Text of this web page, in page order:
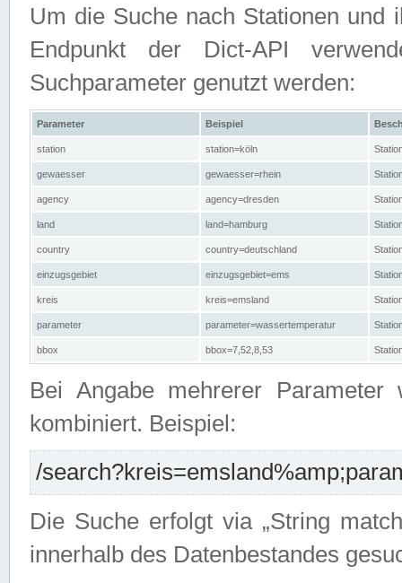
Um die Suche nach Stationen und
Endpunkt der Dict-API
Suchparameter genutzt werden:
Parameter Beispiel
station station=köln
gewaesser gewaesser=rhein
agency agency=dresden
land land=hamburg
country country=deutschland
einzugsgebiet einzugsgebiet=ems
kreis kreis=emsland
parameter parameter=wassertemperatur
bbox bbox=7,52,8,53
Bei Angabe mehrerer Parameter
kombiniert. Beispiel:
/
Die Suche erfolgt via „String
innerhalb des Datenbestandes